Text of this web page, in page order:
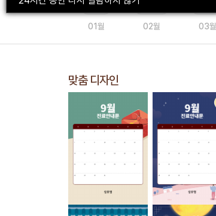
01월 02월 03월
맞춤 디자인